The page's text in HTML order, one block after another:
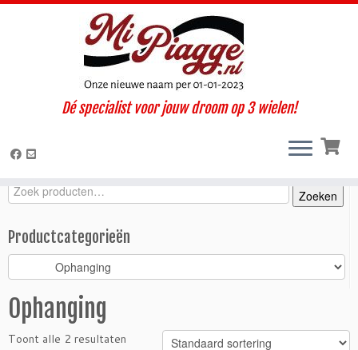
Dé specialist voor jouw droom op 3 wielen!
Onderdelen / accessoires » Ape Calessino » Calessino 200
Zoeken
Zoeken
naar:
Zoeken
Productcategorieën
Ophanging
Toont alle 2 resultaten